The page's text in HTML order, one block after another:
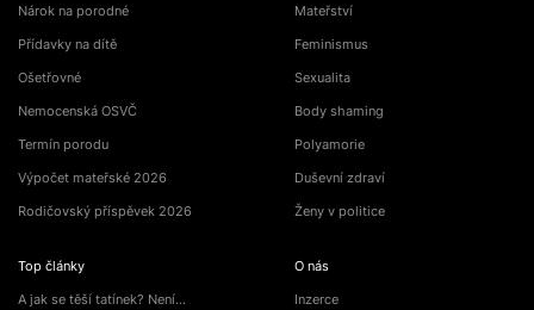
Nárok na porodné
Přídavky na dítě
Ošetřovné
Nemocenská OSVČ
Termín porodu
Výpočet mateřské 2026
Rodičovský příspěvek 2026
Top články
A jak se těší tatínek? Není…
Mateřství
Feminismus
Sexualita
Body shaming
Polyamorie
Duševní zdraví
Ženy v politice
O nás
Inzerce